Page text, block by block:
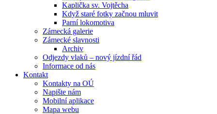
Kaplička sv. Vojtěcha
Když staré fotky začnou mluvit
Parní lokomotiva
Zámecká galerie
Zámecké slavnosti
Archiv
Odjezdy vlaků – nový jízdní řád
Informace od nás
Kontakt
Kontakty na OÚ
Napište nám
Mobilní aplikace
Mapa webu